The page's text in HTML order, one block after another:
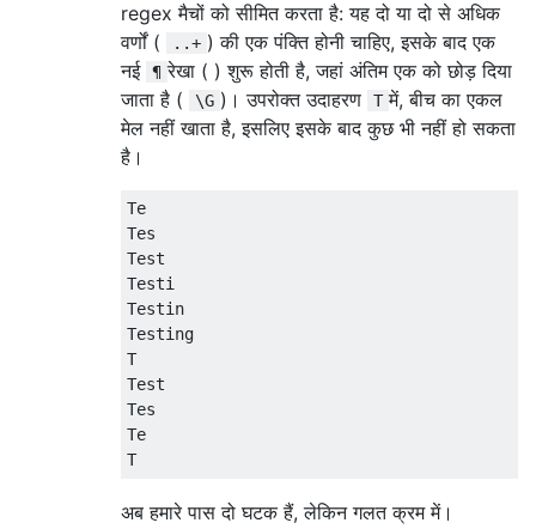
regex मैचों को सीमित करता है: यह दो या दो से अधिक
वर्णों (
..+ ) की एक पंक्ति होनी चाहिए, इसके बाद एक
नई ¶ रेखा ( ) शुरू होती है, जहां अंतिम एक को छोड़ दिया
जाता है (
\G )। उपरोक्त उदाहरण T में, बीच का एकल
मेल नहीं खाता है, इसलिए इसके बाद कुछ भी नहीं हो सकता
है।
Te
Tes
Test
Testi
Testin
Testing
T
Test
Tes
Te
अब हमारे पास दो घटक हैं, लेकिन गलत क्रम में।